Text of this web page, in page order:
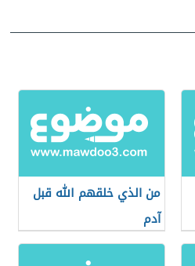
من الذي خلقهم الله قبل
آدم